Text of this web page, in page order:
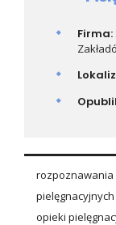
Firma:
rozpoznawania
opieki